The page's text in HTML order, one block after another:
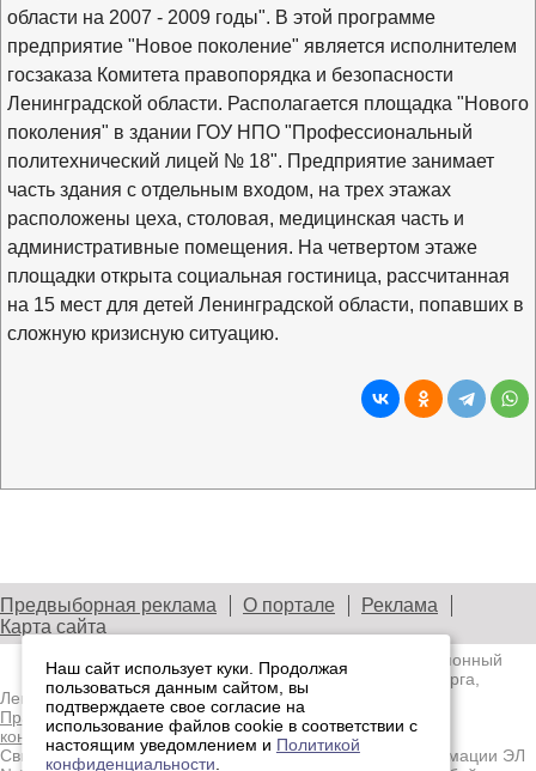
области на 2007 - 2009 годы". В этой программе
предприятие "Новое поколение" является исполнителем
госзаказа Комитета правопорядка и безопасности
Ленинградской области. Располагается площадка "Нового
поколения" в здании ГОУ НПО "Профессиональный
политехнический лицей № 18". Предприятие занимает
часть здания с отдельным входом, на трех этажах
расположены цеха, столовая, медицинская часть и
административные помещения. На четвертом этаже
площадки открыта социальная гостиница, рассчитанная
на 15 мест для детей Ленинградской области, попавших в
сложную кризисную ситуацию.
Предвыборная реклама О портале
Реклама
Карта сайта
Лениздат.Ру
— информационный
портал медиасообщества Санкт-Петербурга,
Ленобласти и Северо-Западного региона.
Правила использования содержания сайта.
конфиденциальности.
Свидетельство о регистрации средства массовой информации ЭЛ
Наш сайт использует куки. Продолжая
пользоваться данным сайтом, вы
подтверждаете свое согласие на
использование файлов cookie в соответствии с
настоящим уведомлением и Политикой
конфиденциальности